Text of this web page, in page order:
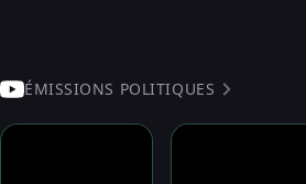
ÉMISSIONS POLITIQUES